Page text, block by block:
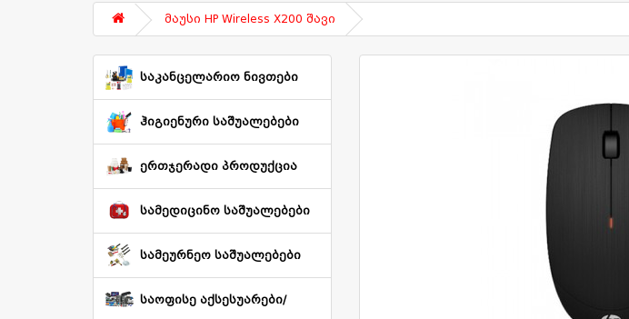
მაუსი HP Wireless X200 შავი
საკანცელარიო ნივთები
ჰიგიენური საშუალებები
ერთჯერადი პროდუქცია
სამედიცინო საშუალებები
სამეურნეო საშუალებები
საოფისე აქსესუარები/